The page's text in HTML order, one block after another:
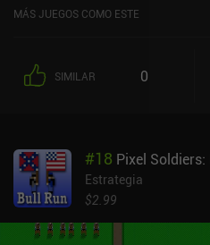
MÁS JUEGOS COMO ESTE
SIMILAR 0
#18 Pixel Soldiers:
Estrategia
$2.99